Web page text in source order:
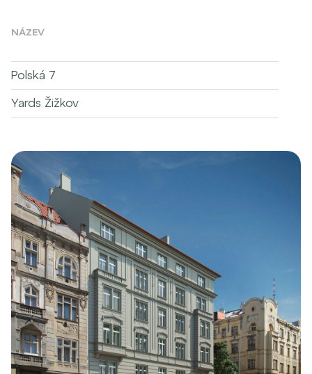
NÁZEV
Polská 7
Yards Žižkov